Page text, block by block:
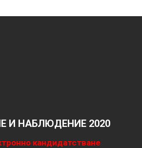
И НАБЛЮДЕНИЕ 2020
кандидатстване